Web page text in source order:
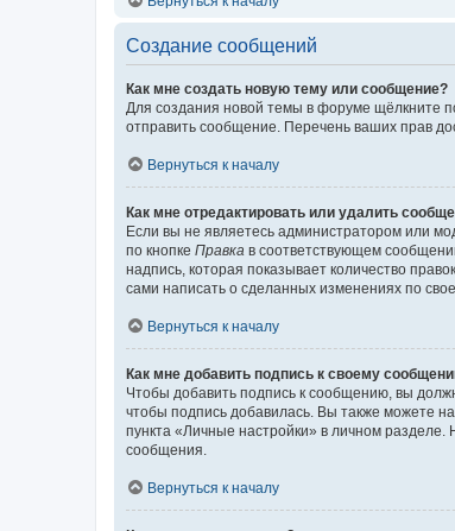
Создание сообщений
Как мне создать новую тему или сообщение?
Для создания новой темы в форуме щёлкните
отправить сообщение. Перечень ваших прав
Вернуться к началу
Как мне отредактировать или удалить
Если вы не являетесь администратором или
по кнопке Правка в соответствующем
надпись, которая показывает количество
сами написать о сделанных изменениях по
Вернуться к началу
Как мне добавить подпись к своему
Чтобы добавить подпись к сообщению, вы
чтобы подпись добавилась. Вы также можете
пункта «Личные настройки» в личном
сообщения.
Вернуться к началу